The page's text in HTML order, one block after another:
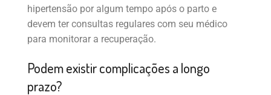
hipertensão por algum tempo após o parto e
devem ter consultas regulares com seu médico
para monitorar a recuperação.
Podem existir complicações a longo
prazo?